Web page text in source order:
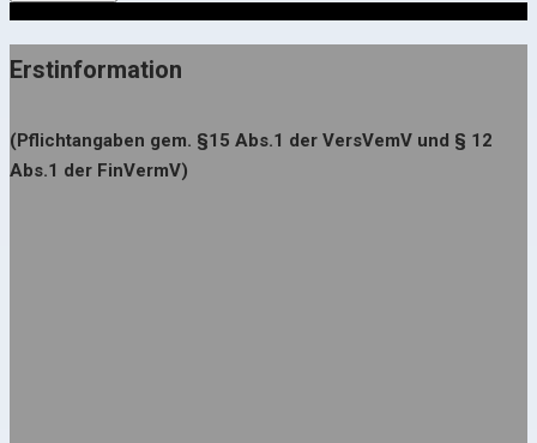
Erstinformation
(Pflichtangaben gem. §15 Abs.1 der VersVemV und § 12
Abs.1 der FinVermV)